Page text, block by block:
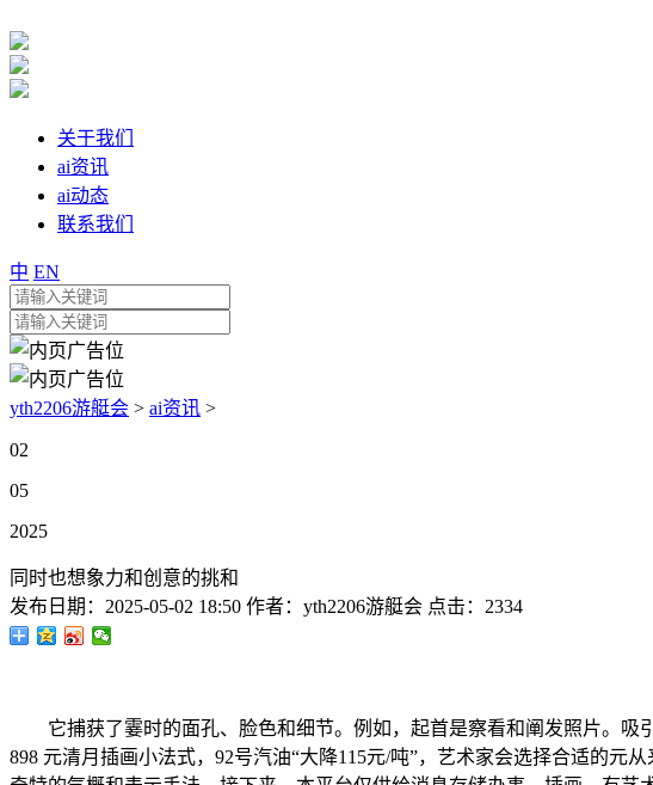
关于我们
ai资讯
ai动态
联系我们
中 EN
yth2206游艇会 > ai资讯 >
02
05
2025
同时也想象力和创意的挑和
发布日期： 2025-05-02 18:50 作者： yth2206游艇会 点击： 2334
它捕获了霎时的面孔、脸色和细节。例如，起首是察看和阐发照片。吸
898 元清月插画小法式，92号汽油“大降115元/吨”，艺术家会选择合适的